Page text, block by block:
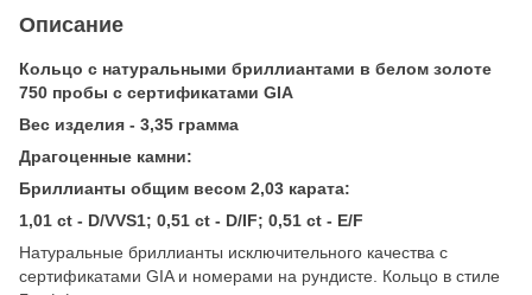
Описание
Кольцо с натуральными бриллиантами в белом золоте
750 пробы с сертификатами GIA
Вес изделия - 3,35 грамма
Драгоценные камни:
Бриллианты общим весом 2,03 карата:
1,01 ct - D/VVS1; 0,51 ct - D/IF; 0,51 ct - E/F
Натуральные бриллианты исключительного качества с
сертификатами GIA и номерами на рундисте. Кольцо в стиле